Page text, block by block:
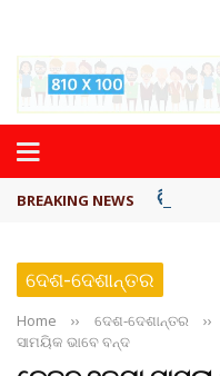
BREAKING NEWS
ଦେଶ-ଦେଶାନ୍ତର
Home ›› ଦେଶ-ଦେଶାନ୍ତର ››
ସାମୟିକ ଭାବେ ବନ୍ଦ